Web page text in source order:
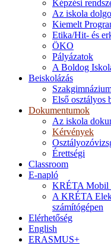
Művészeti
Szakgimnázium
Képzési
Az iskola
Kiemelt
Etika/Hit- és
ÖKO
Pályázatok
A Boldog
Beiskolázás
Első osztályos
Dokumentumok
Az iskola
Kérvények
Érettségi
Classroom
E-napló
KRÉTA Mobil
A KRÉTA
számítógépen
Elérhetőség
English
ERASMUS+